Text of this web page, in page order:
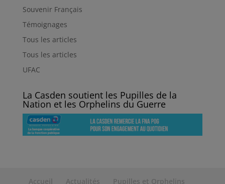
Souvenir Français
Témoignages
Tous les articles
Tous les articles
UFAC
La Casden soutient les Pupilles de la
Nation et les Orphelins du Guerre
Accueil Actualités Pupilles et Orphelins